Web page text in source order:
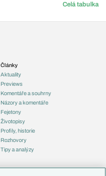
Celá tabulka
Články
Aktuality
Previews
Komentáře a souhrny
Názory a komentáře
Fejetony
Životopisy
Profily, historie
Rozhovory
Tipy a analýzy